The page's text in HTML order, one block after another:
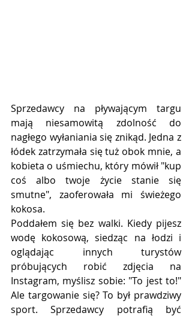
Sprzedawcy na pływającym targu
mają niesamowitą zdolność do
nagłego wyłaniania się znikąd. Jedna z
łódek zatrzymała się tuż obok mnie, a
kobieta o uśmiechu, który mówił "kup
coś albo twoje życie stanie się
smutne", zaoferowała mi świeżego
kokosa.
Poddałem się bez walki. Kiedy pijesz
wodę kokosową, siedząc na łodzi i
oglądając innych turystów
próbujących robić zdjęcia na
Instagram, myślisz sobie: "To jest to!"
Ale targowanie się? To był prawdziwy
sport. Sprzedawcy potrafią być